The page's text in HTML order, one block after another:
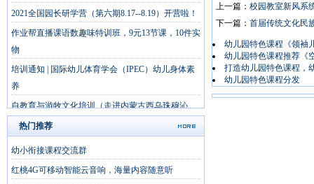
2021全国园长研学营（第六期8.17--8.19）开营啦！
作业帮直播课语数趣味特训班，9元13节课，10件实
物
培训通知 | 国际幼儿体育学会（IPEC）幼儿身体素
养
自教育与游牧文化培训（走进内蒙古西乌珠穆沁
旗）
热门推荐
幼小衔接课程交流群
红桃4G可移动智能云音响，海量内容随意听
上一篇： 校园教室新风系
下一篇： 首届传统文化民
幼儿园特色课程《领袖
幼儿园特色课程推荐《
打造幼儿园特色课程，
幼儿园特色课程分发